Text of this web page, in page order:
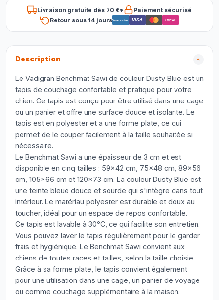
Livraison gratuite dès 70 €*
Paiement sécurisé
Retour sous 14 joursBancontact VISA iDEAL
Description
Le Vadigran Benchmat Sawi de couleur Dusty Blue est un
tapis de couchage confortable et pratique pour votre
chien. Ce tapis est conçu pour être utilisé dans une cage
ou un panier et offre une surface douce et isolante. Le
tapis est en polyester et a une forme plate, ce qui
permet de le couper facilement à la taille souhaitée si
nécessaire.
Le Benchmat Sawi a une épaisseur de 3 cm et est
disponible en cinq tailles : 59x42 cm, 75x48 cm, 89x56
cm, 105x66 cm et 120x73 cm. La couleur Dusty Blue est
une teinte bleue douce et sourde qui s'intègre dans tout
intérieur. Le matériau polyester est durable et doux au
toucher, idéal pour un espace de repos confortable.
Ce tapis est lavable à 30°C, ce qui facilite son entretien.
Vous pouvez laver le tapis régulièrement pour le garder
frais et hygiénique. Le Benchmat Sawi convient aux
chiens de toutes races et tailles, selon la taille choisie.
Grâce à sa forme plate, le tapis convient également
pour une utilisation dans une cage, un panier de voyage
ou comme couchage supplémentaire à la maison.